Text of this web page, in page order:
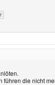
führen die nicht